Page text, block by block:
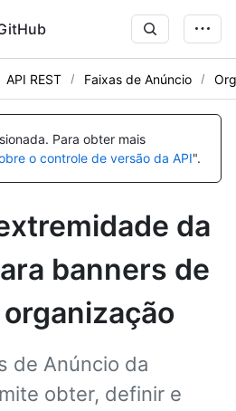
API REST Faixas de Anúncio
Para obter mais
o controle de versão da API".
da
banners de
de Anúncio da
obter, definir e